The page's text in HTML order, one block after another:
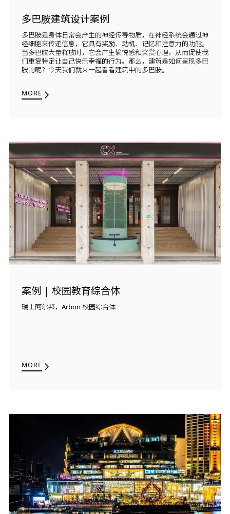
多巴胺建筑设计案例
多巴胺是身体日常会产生的神经传导物质，在神经系统会通过神
经细胞来传递信息，它具有奖励、动机、记忆和注意力的功能。
当多巴胺大量释放时，它会产生愉悦感和奖赏心理，从而促使我
们重复特定让自己快乐幸福的行为。那么，建筑是如何呈现多巴
胺的呢？今天我们就来一起看看建筑中的多巴胺。
MORE
案例 | 校园教育综合体
瑞士阿尔邦，Arbon 校园综合体
MORE